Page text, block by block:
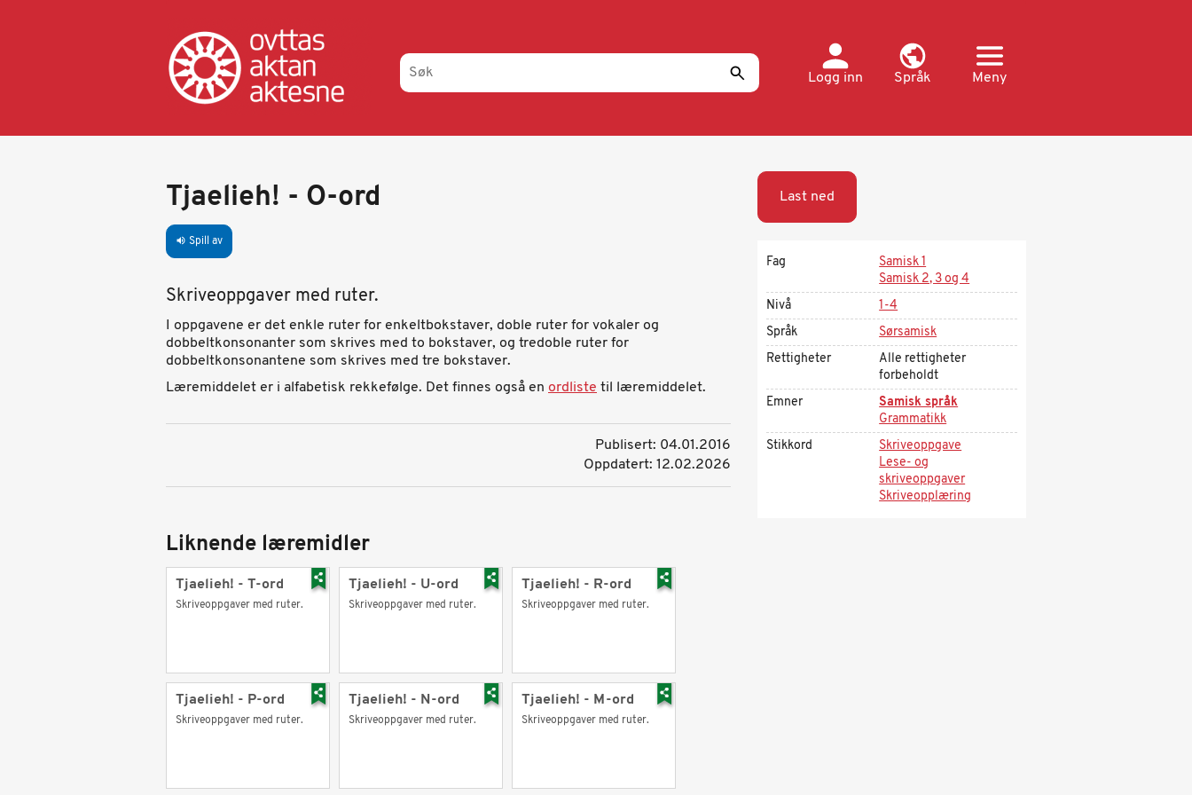
Logg inn
Språk Meny
Tjaelieh! - O-ord
volume_up Spill av
Skriveoppgaver med ruter.
I oppgavene er det enkle ruter for enkeltbokstaver, doble ruter for vokaler og
dobbeltkonsonanter som skrives med to bokstaver, og tredoble ruter for
dobbeltkonsonantene som skrives med tre bokstaver.
Læremiddelet er i alfabetisk rekkefølge. Det finnes også en ordliste til læremiddelet.
Publisert: 04.01.2016
Oppdatert: 12.02.2026
Liknende læremidler
Tjaelieh! - T-ord
Skriveoppgaver med ruter.
Tjaelieh! - U-ord
Skriveoppgaver med ruter.
Tjaelieh! - R-ord
Skriveoppgaver med ruter.
Tjaelieh! - P-ord
Skriveoppgaver med ruter.
Tjaelieh! - N-ord
Skriveoppgaver med ruter.
Tjaelieh! - M-ord
Skriveoppgaver med ruter.
Last ned
Fag
Samisk 1
Samisk 2, 3 og 4
Nivå
1-4
Språk
Sørsamisk
Rettigheter
Alle rettigheter
forbeholdt
Emner
Samisk språk
Grammatikk
Stikkord
Skriveoppgave
Lese- og
skriveoppgaver
Skriveopplæring